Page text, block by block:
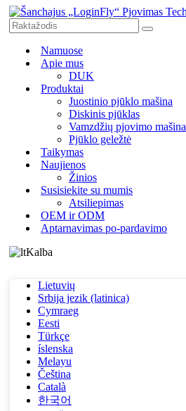
Namuose
Apie mus
DUK
Produktai
Juostinio pjūklo mašina
Diskinis pjūklas
Vamzdžių pjovimo mašina
Pjūklo geležtė
Taikymas
Naujienos
Žinios
Susisiekite su mumis
Atsiliepimas
OEM ir ODM
Aptarnavimas po-pardavimo
Kalba
Lietuvių
Srbija jezik (latinica)
Cymraeg
Eesti
Türkçe
íslenska
Melayu
Čeština
Català
한국어